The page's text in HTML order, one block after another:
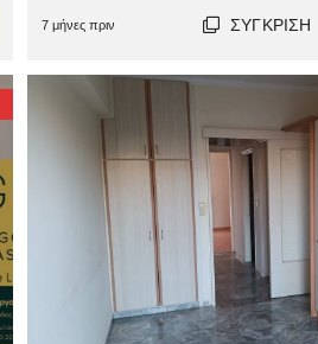
7 μήνες πριν ΣΎΓΚΡΙΣΗ